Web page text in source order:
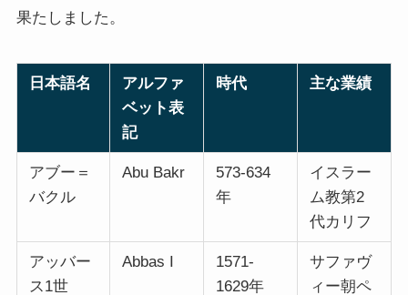
果たしました。
日本語名
アルファ
ベット表
記
時代 主な業績
アブー＝
バクル
Abu Bakr
573-634
年
イスラー
ム教第2
代カリフ
アッバー
ス1世
Abbas I
1571-
1629年
サファヴ
ィー朝ペ